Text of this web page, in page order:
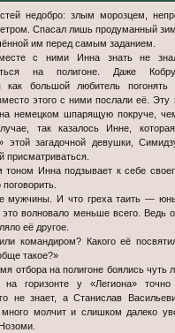
Спасал лишь продуманный
им перед самым заданием.
с ними Инна знать не
на полигоне. Даже
как большой любитель погонять
этого с ними послали её. Эту
на немецком шпарящую покруче,
так казалось Инне,
этой загадочной девушки,
присматриваться.
Инна подзывает к себе
мужчины. И что греха таить —
волновало меньше всего. Ведь
её другое.
командиром? Какого её
такое?»
отбора на полигоне боялись чуть
на горизонте у «Легиона»
не знает, а Станислав
молчит и слишком далеко